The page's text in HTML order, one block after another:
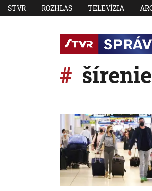
STVR ROZHLAS TELEVÍZIA